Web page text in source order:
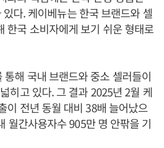
있다. 케이베뉴는 한국 브랜드와 셀
한국 소비자에게 보기 쉬운 형태로
해 국내 브랜드와 중소 셀러들이
히고 있다. 그 결과 2025년 2월 케
이 전년 동월 대비 38배 늘어났으
월간사용자수 905만 명 안팎을 기